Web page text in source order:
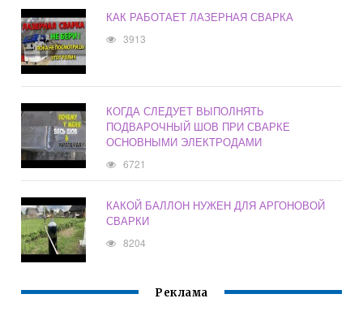
КАК РАБОТАЕТ ЛАЗЕРНАЯ СВАРКА
3913
КОГДА СЛЕДУЕТ ВЫПОЛНЯТЬ
ПОДВАРОЧНЫЙ ШОВ ПРИ СВАРКЕ
ОСНОВНЫМИ ЭЛЕКТРОДАМИ
6721
КАКОЙ БАЛЛОН НУЖЕН ДЛЯ АРГОНОВОЙ
СВАРКИ
8204
Реклама